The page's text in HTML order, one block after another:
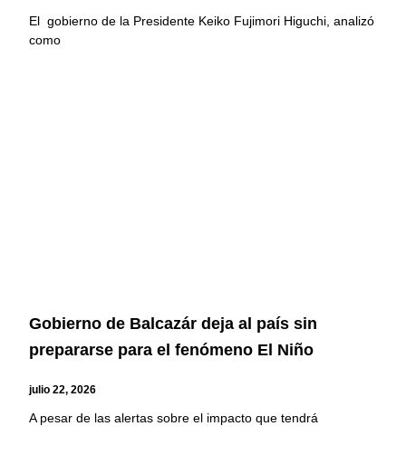
El gobierno de la Presidente Keiko Fujimori Higuchi, analizó
como
Gobierno de Balcazár deja al país sin
prepararse para el fenómeno El Niño
julio 22, 2026
A pesar de las alertas sobre el impacto que tendrá